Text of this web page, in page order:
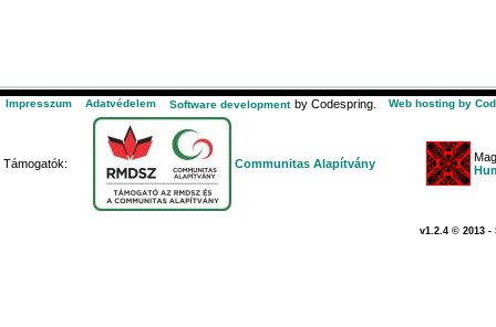
Impresszum Adatvédelem Software development by Codespring. Web hosting by
Támogatók: Communitas Alapítvány
v1.2.4 © 2013